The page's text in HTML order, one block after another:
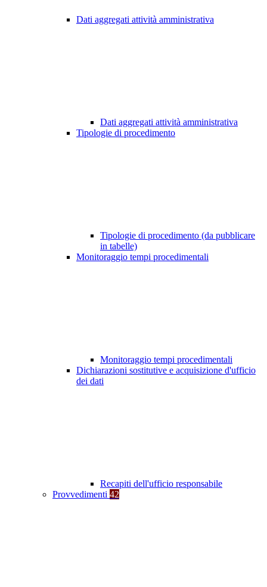
Dati aggregati attività amministrativa
Dati aggregati attività amministrativa
Tipologie di procedimento
Tipologie di procedimento (da pubblicare
in tabelle)
Monitoraggio tempi procedimentali
Monitoraggio tempi procedimentali
Dichiarazioni sostitutive e acquisizione d'ufficio
dei dati
Recapiti dell'ufficio responsabile
Provvedimenti 42